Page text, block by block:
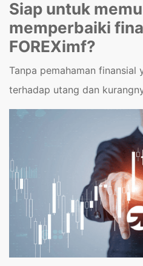
Siap untuk
memperbaiki
FOREXimf?
Tanpa pemahaman finansial
terhadap utang dan